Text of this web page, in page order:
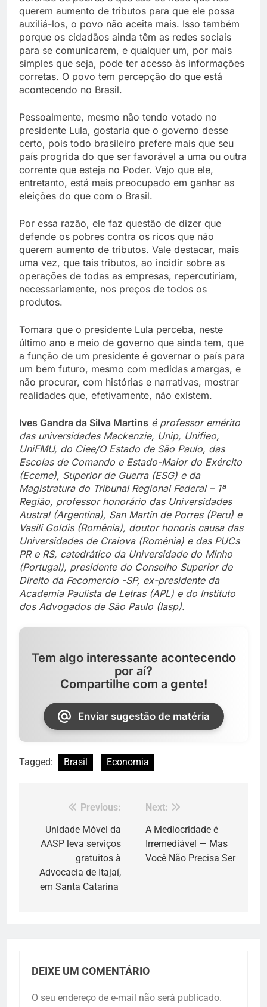
querem aumento de tributos para que ele possa
auxiliá-los, o povo não aceita mais. Isso também
porque os cidadãos ainda têm as redes sociais
para se comunicarem, e qualquer um, por mais
simples que seja, pode ter acesso às informações
corretas. O povo tem percepção do que está
acontecendo no Brasil.
Pessoalmente, mesmo não tendo votado no
presidente Lula, gostaria que o governo desse
certo, pois todo brasileiro prefere mais que seu
país progrida do que ser favorável a uma ou outra
corrente que esteja no Poder. Vejo que ele,
entretanto, está mais preocupado em ganhar as
eleições do que com o Brasil.
Por essa razão, ele faz questão de dizer que
defende os pobres contra os ricos que não
querem aumento de tributos. Vale destacar, mais
uma vez, que tais tributos, ao incidir sobre as
operações de todas as empresas, repercutiriam,
necessariamente, nos preços de todos os
produtos.
Tomara que o presidente Lula perceba, neste
último ano e meio de governo que ainda tem, que
a função de um presidente é governar o país para
um bem futuro, mesmo com medidas amargas, e
não procurar, com histórias e narrativas, mostrar
realidades que, efetivamente, não existem.
Ives Gandra da Silva Martins é professor emérito
das universidades Mackenzie, Unip, Unifieo,
UniFMU, do Ciee/O Estado de São Paulo, das
Escolas de Comando e Estado-Maior do Exército
(Eceme), Superior de Guerra (ESG) e da
Magistratura do Tribunal Regional Federal – 1ª
Região, professor honorário das Universidades
Austral (Argentina), San Martin de Porres (Peru) e
Vasili Goldis (Romênia), doutor honoris causa das
Universidades de Craiova (Romênia) e das PUCs
PR e RS, catedrático da Universidade do Minho
(Portugal), presidente do Conselho Superior de
Direito da Fecomercio -SP, ex-presidente da
Academia Paulista de Letras (APL) e do Instituto
dos Advogados de São Paulo (Iasp).
Tem algo interessante acontecendo
por aí?
Compartilhe com a gente!
Enviar sugestão de matéria
Tagged: Brasil Economia
Navegação
de
Previous:
Unidade Móvel da
AASP leva serviços
gratuitos à
Advocacia de Itajaí,
em Santa Catarina
Next:
A Mediocridade é
Irremediável — Mas
Você Não Precisa Ser
DEIXE UM COMENTÁRIO
O seu endereço de e-mail não será publicado.